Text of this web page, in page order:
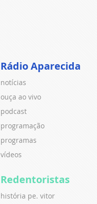
Rádio Aparecida
notícias
ouça ao vivo
podcast
programação
programas
vídeos
Redentoristas
história pe. vitor